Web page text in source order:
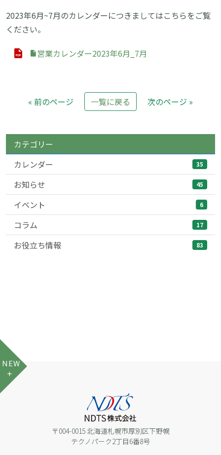
2023年6月~7月のカレンダーにつきましてはこちらをご覧
ください。
営業カレンダー2023年6月_7月
« 前のページ 一覧に戻る 次のページ »
カテゴリー
カレンダー
35
お知らせ 45
イベント 6
コラム 17
お役立ち情報 83
〒004-0015 北海道札幌市厚別区下野幌
テクノパーク2丁目6番8号
NEW